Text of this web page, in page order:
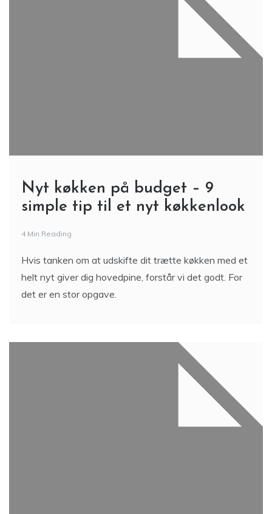
Nyt køkken på budget – 9
simple tip til et nyt køkkenlook
4 Min Reading
Hvis tanken om at udskifte dit trætte køkken med et
helt nyt giver dig hovedpine, forstår vi det godt. For
det er en stor opgave.